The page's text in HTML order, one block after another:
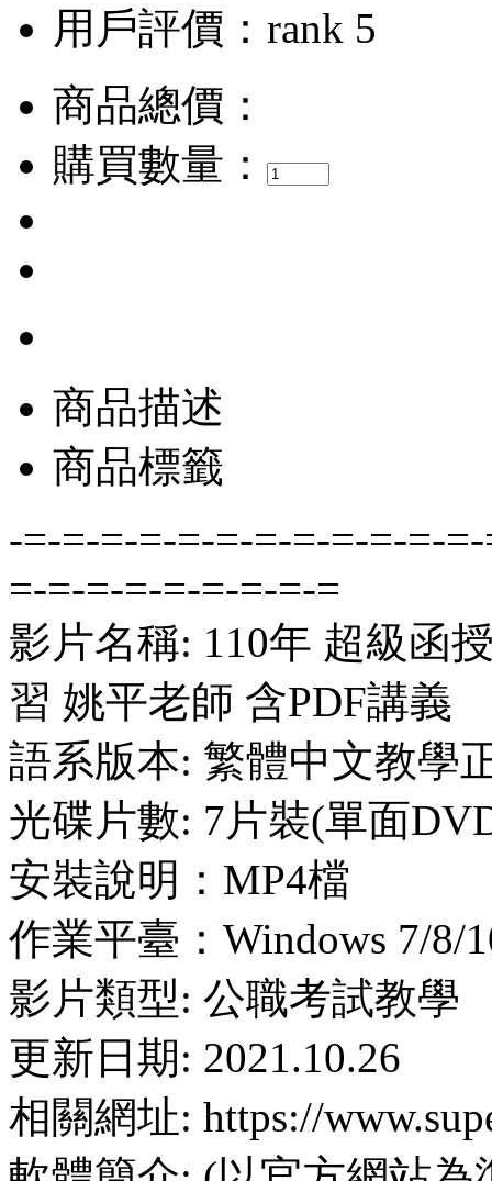
用戶評價：
商品總價：
購買數量：
商品描述
商品標籤
-=-=-=-=-=-=-=-=-=-=-=-
=-=-=-=-=-=-=-=-=
影片名稱: 110年 超級函
習 姚平老師 含PDF講義
語系版本: 繁體中文教學
光碟片數: 7片裝(單面
安裝說明：MP4檔
作業平臺：Windows 7/8/
影片類型: 公職考試教學
更新日期: 2021.10.26
相關網址: https://